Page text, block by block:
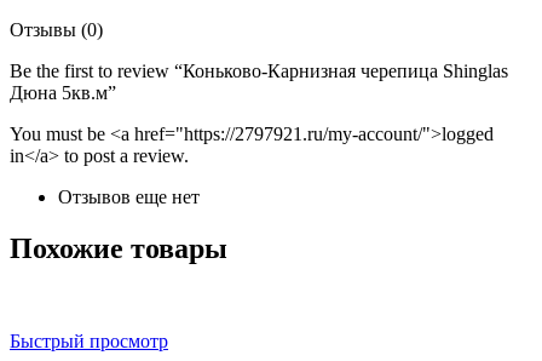
Отзывы (0)
Be the first to review “Коньково-Карнизная черепица Shinglas
Дюна 5кв.м”
You must be <a href="https://2797921.ru/my-account/">logged
in</a> to post a review.
Отзывов еще нет
Похожие товары
Быстрый просмотр